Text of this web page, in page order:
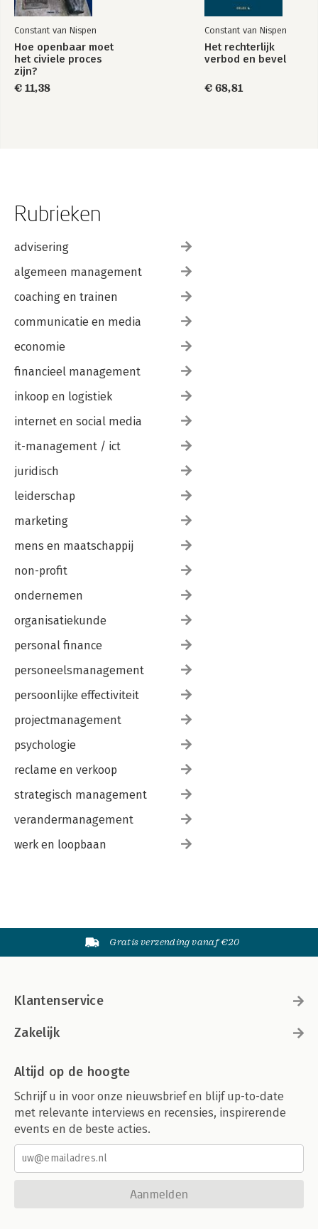
Constant van Nispen
Hoe openbaar moet
het civiele proces
zijn?
€ 11,38
Constant van Nispen
Het rechterlijk
verbod en bevel
€ 68,81
Rubrieken
advisering
algemeen management
coaching en trainen
communicatie en media
economie
financieel management
inkoop en logistiek
internet en social media
it-management / ict
juridisch
leiderschap
marketing
mens en maatschappij
non-profit
ondernemen
organisatiekunde
personal finance
personeelsmanagement
persoonlijke effectiviteit
projectmanagement
psychologie
reclame en verkoop
strategisch management
verandermanagement
werk en loopbaan
Gratis verzending vanaf €20
Klantenservice
Zakelijk
Altijd op de hoogte
Schrijf u in voor onze nieuwsbrief en blijf up-to-date
met relevante interviews en recensies, inspirerende
events en de beste acties.
Aanmelden